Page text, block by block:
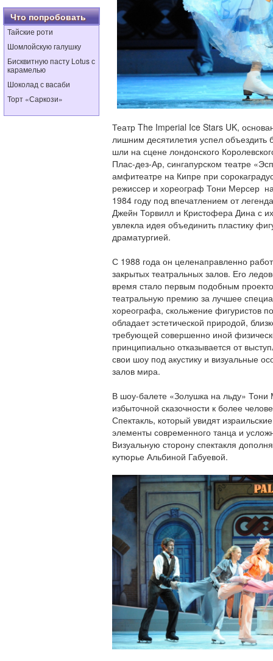
Что попробовать
Тайские роти
Шомлойскую галушку
Бисквитную пасту Lotus с
карамелью
Шоколад с васаби
Торт «Саркози»
Театр The Imperial Ice Stars UK,
лишним десятилетия успел объездить
шли на сцене лондонского
Плас-дез-Ар, сингапурском театре
амфитеатре на Кипре при
режиссер и хореограф Тони Мерсер
1984 году под впечатлением от
Джейн Торвилл и Кристофера Дина с
увлекла идея объединить пластику
драматургией.
С 1988 года он целенаправленно
закрытых театральных залов. Его
время стало первым подобным
театральную премию за лучшее
хореографа, скольжение фигуристов
обладает эстетической природой,
требующей совершенно иной
принципиально отказывается от
свои шоу под акустику и визуальные
залов мира.
В шоу-балете «Золушка на льду» Тони
избыточной сказочности к более
Спектакль, который увидят
элементы современного танца и
Визуальную сторону спектакля
кутюрье Альбиной Габуевой.